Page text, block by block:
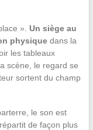
». Un siège au
physiquedans la
les tableaux
scène, le regard se
sortent du champ
le son est
de façon plus